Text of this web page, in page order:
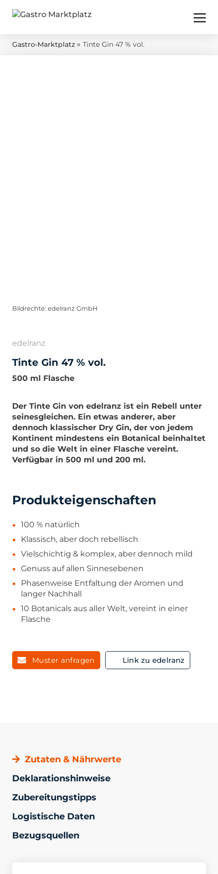
Gastro-Marktplatz » Tinte Gin 47 % vol.
Bildrechte: edelranz GmbH
edelranz
Tinte Gin 47 % vol.
500 ml Flasche
Der Tinte Gin von edelranz ist ein Rebell unter
seinesgleichen. Ein etwas anderer, aber
dennoch klassischer Dry Gin, der von jedem
Kontinent mindestens ein Botanical beinhaltet
und so die Welt in einer Flasche vereint.
Verfügbar in 500 ml und 200 ml.
Produkteigenschaften
100 % natürlich
Klassisch, aber doch rebellisch
Vielschichtig & komplex, aber dennoch mild
Genuss auf allen Sinnesebenen
Phasenweise Entfaltung der Aromen und
langer Nachhall
10 Botanicals aus aller Welt, vereint in einer
Flasche
Muster anfragen Link zu edelranz
Zutaten & Nährwerte
Deklarationshinweise
Zubereitungstipps
Logistische Daten
Bezugsquellen